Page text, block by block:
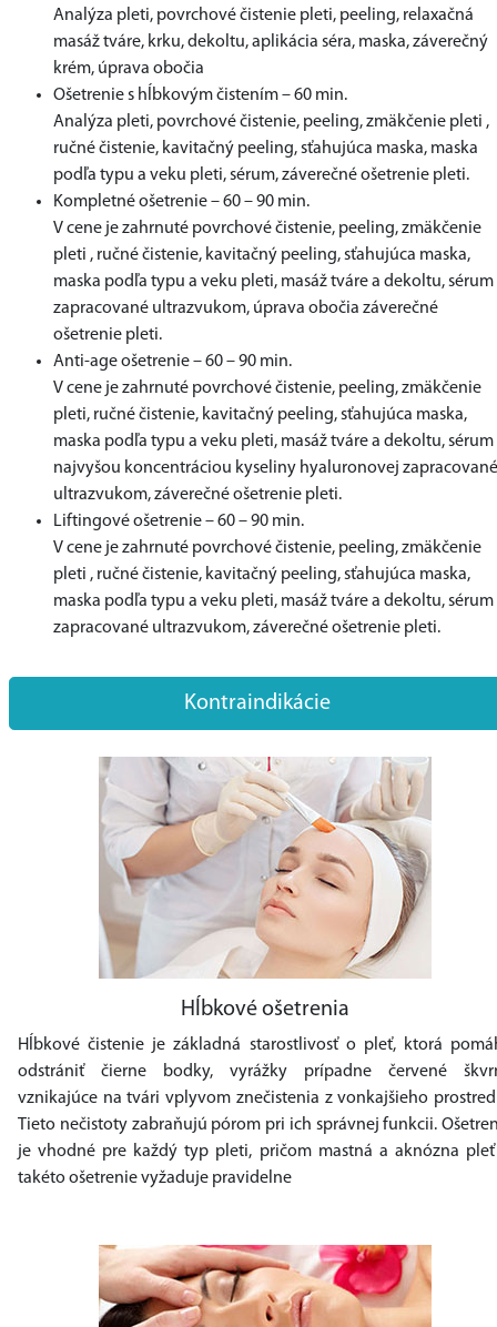
Analýza pleti, povrchové čistenie pleti, peeling, relaxačná
masáž tváre, krku, dekoltu, aplikácia séra, maska, záverečný
krém, úprava obočia
Ošetrenie s hĺbkovým čistením – 60 min.
Analýza pleti, povrchové čistenie, peeling, zmäkčenie pleti ,
ručné čistenie, kavitačný peeling, sťahujúca maska, maska
podľa typu a veku pleti, sérum, záverečné ošetrenie pleti.
Kompletné ošetrenie – 60 – 90 min.
V cene je zahrnuté povrchové čistenie, peeling, zmäkčenie
pleti , ručné čistenie, kavitačný peeling, sťahujúca maska,
maska podľa typu a veku pleti, masáž tváre a dekoltu, sérum
zapracované ultrazvukom, úprava obočia záverečné
ošetrenie pleti.
Anti-age ošetrenie – 60 – 90 min.
V cene je zahrnuté povrchové čistenie, peeling, zmäkčenie
pleti, ručné čistenie, kavitačný peeling, sťahujúca maska,
maska podľa typu a veku pleti, masáž tváre a dekoltu, sérum
najvyšou koncentráciou kyseliny hyaluronovej zapracované
ultrazvukom, záverečné ošetrenie pleti.
Liftingové ošetrenie – 60 – 90 min.
V cene je zahrnuté povrchové čistenie, peeling, zmäkčenie
pleti , ručné čistenie, kavitačný peeling, sťahujúca maska,
maska podľa typu a veku pleti, masáž tváre a dekoltu, sérum
zapracované ultrazvukom, záverečné ošetrenie pleti.
Kontraindikácie
Hĺbkové ošetrenia
Hĺbkové čistenie je základná starostlivosť o pleť, ktorá
odstrániť čierne bodky, vyrážky prípadne červené
vznikajúce na tvári vplyvom znečistenia z vonkajšieho
Tieto nečistoty zabraňujú pórom pri ich správnej funkcii.
je vhodné pre každý typ pleti, pričom mastná a aknózna
takéto ošetrenie vyžaduje pravidelne